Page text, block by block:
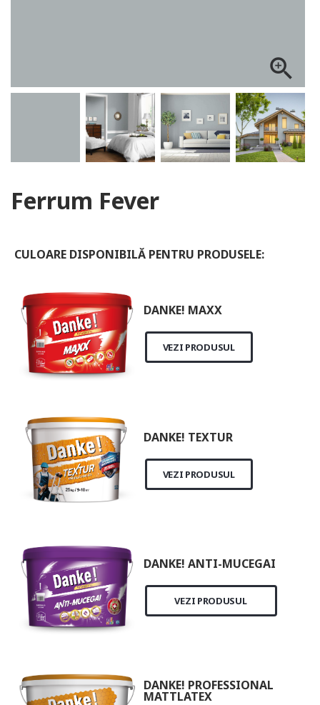
zoom_in
Ferrum Fever
CULOARE DISPONIBILĂ PENTRU PRODUSELE:
DANKE! MAXX
VEZI PRODUSUL
DANKE! TEXTUR
VEZI PRODUSUL
DANKE! ANTI-MUCEGAI
VEZI PRODUSUL
DANKE! PROFESSIONAL
MATTLATEX